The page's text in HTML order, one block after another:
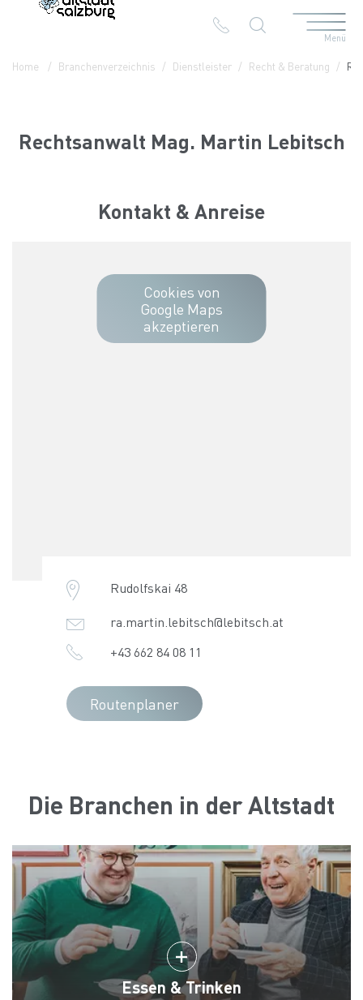
Menü
Home Branchenverzeichnis Dienstleister Recht & Beratung
Rechtsanwalt Mag. Martin Lebitsch
Kontakt & Anreise
Cookies von
Google Maps
akzeptieren
Rudolfskai 48
ra.martin.lebitsch@lebitsch.at
+43 662 84 08 11
Routenplaner
Die Branchen in der Altstadt
Essen & Trinken